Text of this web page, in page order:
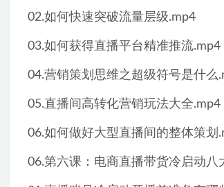
02.如何快速突破流量层级.mp4
03.如何获得直播平台精准推流.mp4
04.营销策划思维之超级符号是什么
05.直播间高转化营销玩法大全.mp4
06.如何做好大型直播间的整体策划
06.第六课：电商直播带货冷启动八